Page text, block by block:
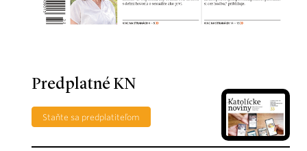
Predplatné KN
Staňte sa predplatiteľom